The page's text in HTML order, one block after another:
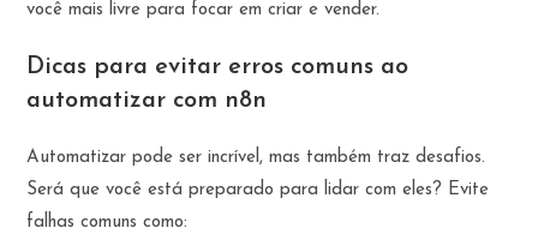
você mais livre para focar em criar e vender.
Dicas para evitar erros comuns ao
automatizar com n8n
Automatizar pode ser incrível, mas também traz desafios.
Será que você está preparado para lidar com eles? Evite
falhas comuns como: